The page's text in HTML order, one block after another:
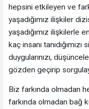
hepsini etkileyen ve
yaşadığımız ilişkiler
yaşadığımız ilişkilerle
kaç insanı
duygularınızı,
gözden geçirip
Biz farkında olmadan
farkında olmadan bağ